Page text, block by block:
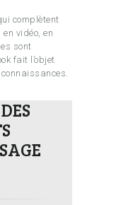
complètent
vidéo, en
sont
fait l’objet